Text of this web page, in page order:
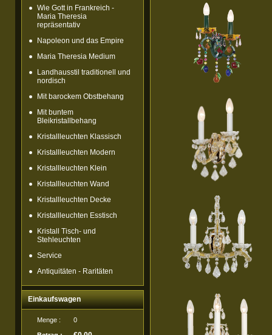
Wie Gott in Frankreich -
Maria Theresia
repräsentativ
Napoleon und das Empire
Maria Theresia Medium
Landhausstil traditionell und
nordisch
Mit barockem Obstbehang
Mit buntem
Bleikristallbehang
Kristallleuchten Klassisch
Kristallleuchten Modern
Kristallleuchten Klein
Kristallleuchten Wand
Kristallleuchten Decke
Kristallleuchten Esstisch
Kristall Tisch- und
Stehleuchten
Service
Antiquitäten - Raritäten
Einkaufswagen
Menge : 0